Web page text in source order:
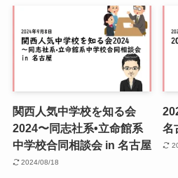
関西人気中学校を知る会
2024〜同志社系•立命館系
中学校合同相談会 in 名古屋
2024/08/18
名